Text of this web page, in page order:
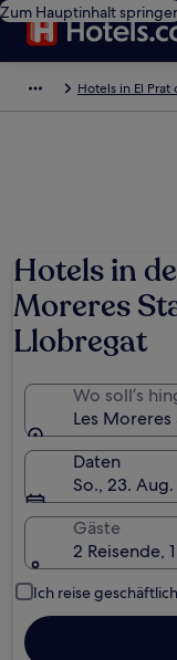
Zum Hauptinhalt
Hotels in El
Hotels in
Moreres
Llobregat
Wo soll’s
Les
Daten
So., 23.
Gäste
2 Reisende,
Ich reise geschäftlich